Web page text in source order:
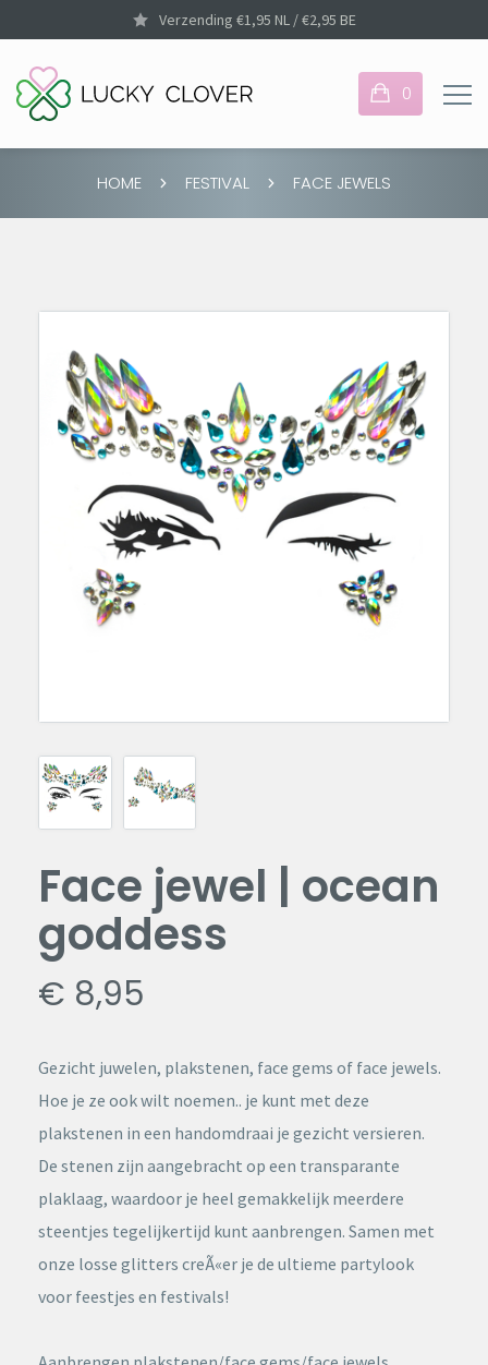
Verzending €1,95 NL / €2,95 BE
0
HOME FESTIVAL FACE JEWELS
Face jewel | ocean
goddess
€ 8,95
Gezicht juwelen, plakstenen, face gems of face jewels.
Hoe je ze ook wilt noemen.. je kunt met deze
plakstenen in een handomdraai je gezicht versieren.
De stenen zijn aangebracht op een transparante
plaklaag, waardoor je heel gemakkelijk meerdere
steentjes tegelijkertijd kunt aanbrengen. Samen met
onze losse glitters creÃ«er je de ultieme partylook
voor feestjes en festivals!